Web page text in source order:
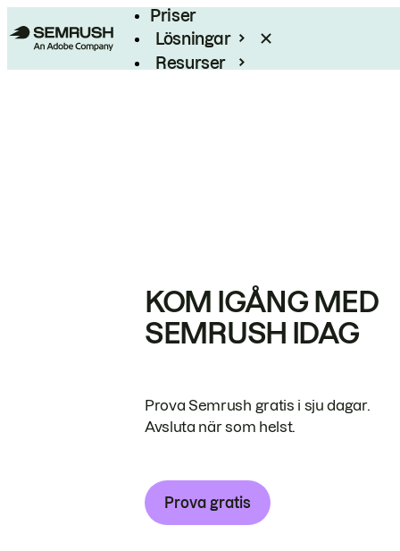
Priser
Lösningar
Resurser
KOM IGÅNG MED
SEMRUSH IDAG
Prova Semrush gratis i sju dagar.
Avsluta när som helst.
Prova gratis